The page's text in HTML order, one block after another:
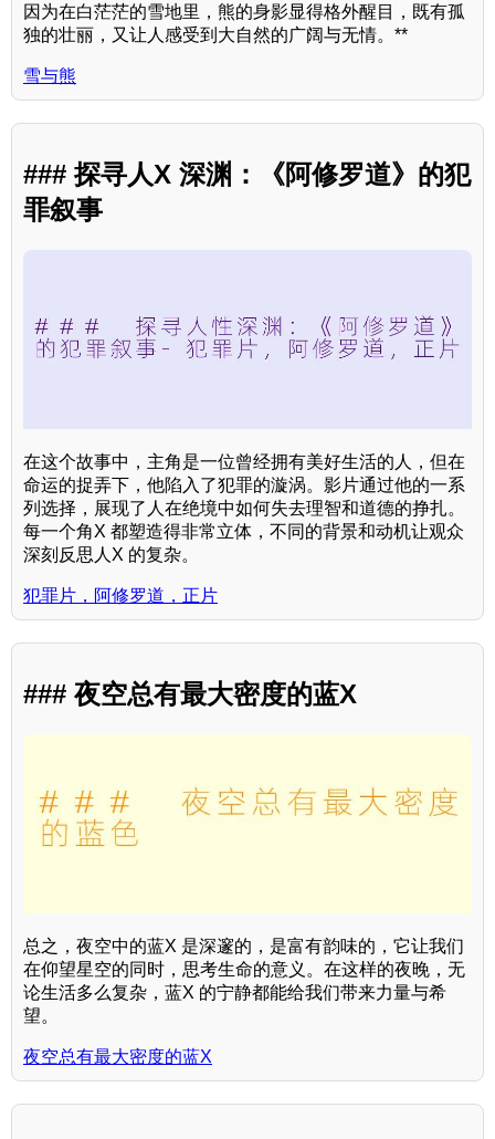
因为在白茫茫的雪地里，熊的身影显得格外醒目，既有孤
独的壮丽，又让人感受到大自然的广阔与无情。**
雪与熊
### 探寻人X 深渊：《阿修罗道》的犯
罪叙事
在这个故事中，主角是一位曾经拥有美好生活的人，但在
命运的捉弄下，他陷入了犯罪的漩涡。影片通过他的一系
列选择，展现了人在绝境中如何失去理智和道德的挣扎。
每一个角X 都塑造得非常立体，不同的背景和动机让观众
深刻反思人X 的复杂。
犯罪片，阿修罗道，正片
### 夜空总有最大密度的蓝X
总之，夜空中的蓝X 是深邃的，是富有韵味的，它让我们
在仰望星空的同时，思考生命的意义。在这样的夜晚，无
论生活多么复杂，蓝X 的宁静都能给我们带来力量与希
望。
夜空总有最大密度的蓝X